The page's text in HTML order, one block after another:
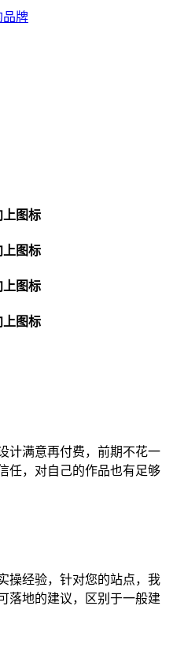
计满意再付费，前期不花一
任，对自己的作品也有足够
操经验，针对您的站点，我
落地的建议，区别于一般建